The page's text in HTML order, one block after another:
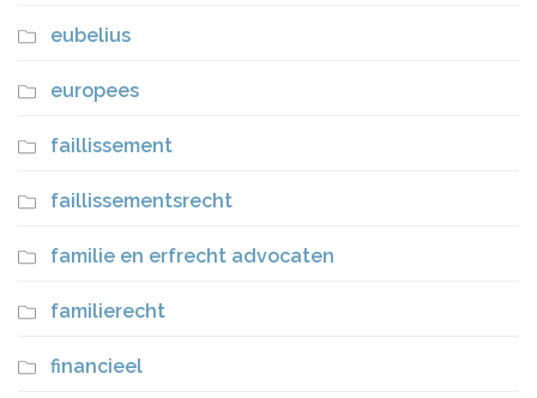
eubelius
europees
faillissement
faillissementsrecht
familie en erfrecht advocaten
familierecht
financieel